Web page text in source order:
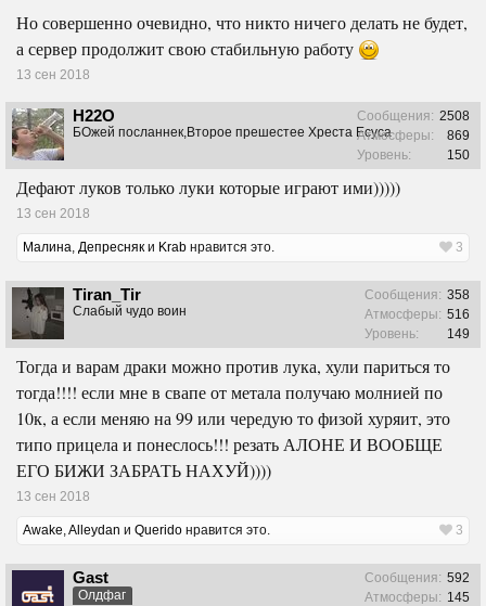
Но совершенно очевидно, что никто ничего делать не будет,
а сервер продолжит свою стабильную работу
13 сен 2018
H22O
БОжей посланнек,Второе прешестее Хреста Есуса
Сообщения: 2508
Атмосферы:
869
Уровень:
150
Дефают луков только луки которые играют ими)))))
13 сен 2018
Малина, Депресняки Krab нравится это. 3
Tiran_Tir
Слабый чудо воин
Сообщения: 358
Атмосферы: 516
Уровень:
149
Тогда и варам драки можно против лука, хули париться то
тогда!!!! если мне в свапе от метала получаю молнией по
10к, а если меняю на 99 или чередую то физой хуряит, это
типо прицела и понеслось!!! резать АЛОНЕ И ВООБЩЕ
ЕГО БИЖИ ЗАБРАТЬ НАХУЙ))))
13 сен 2018
Awake,Alleydan и Querido нравится это. 3
Gast
Олдфаг
Сообщения: 592
Атмосферы: 145